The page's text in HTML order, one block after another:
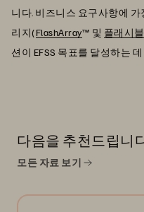
니다. 비즈니스 요구사항에
리지(FlashArray™ 및 플래시
션이 EFSS 목표를 달성하는
다음을 추천드립니
모든 자료 보기